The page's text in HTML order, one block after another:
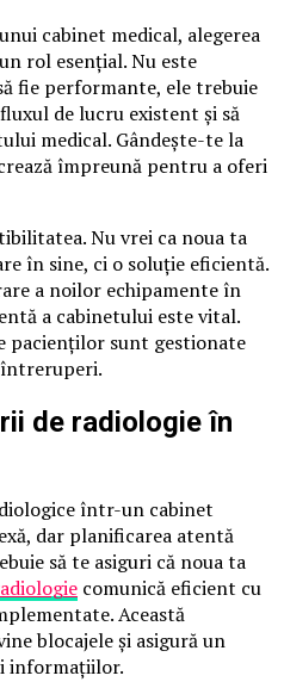
cabinet medical, alegerea
rol esențial. Nu este
fie performante, ele trebuie
de lucru existent și să
medical. Gândește-te la
împreună pentru a oferi
Nu vrei ca noua ta
în sine, ci o soluție eficientă.
a noilor echipamente în
a cabinetului este vital.
pacienților sunt gestionate
de radiologie în
într-un cabinet
dar planificarea atentă
să te asiguri că noua ta
comunică eficient cu
Această
blocajele și asigură un
informațiilor.